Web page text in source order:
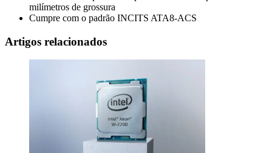
milímetros de grossura
Cumpre com o padrão INCITS ATA8-ACS
Artigos relacionados